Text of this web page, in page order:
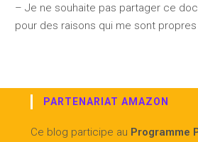
– Je ne souhaite pas partager ce
pour des raisons qui me sont propres
PARTENARIAT AMAZON
Ce blog participe au Programme